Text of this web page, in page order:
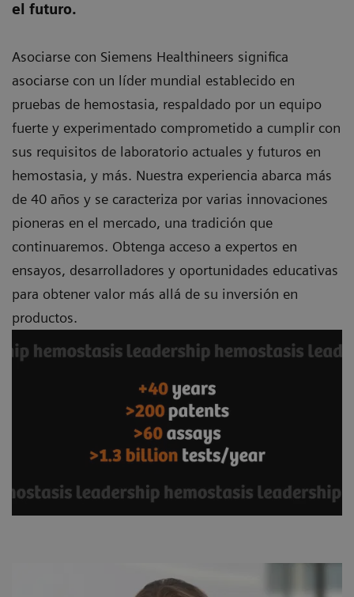
el futuro.
Asociarse con Siemens Healthineers significa
asociarse con un líder mundial establecido en
pruebas de hemostasia, respaldado por un equipo
fuerte y experimentado comprometido a cumplir con
sus requisitos de laboratorio actuales y futuros en
hemostasia, y más. Nuestra experiencia abarca más
de 40 años y se caracteriza por varias innovaciones
pioneras en el mercado, una tradición que
continuaremos. Obtenga acceso a expertos en
ensayos, desarrolladores y oportunidades educativas
para obtener valor más allá de su inversión en
productos.